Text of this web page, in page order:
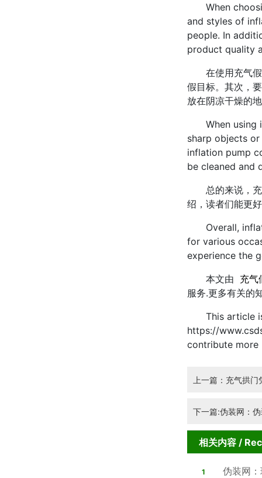
When
and styles of
people. In
product quality
在使用充气假
假目标。其次，
放在阴凉干燥的
When using
sharp objects
inflation pump
be cleaned and
总的来说，充
绍，读者们能更
Overall,
for various
experience the
本文由 充气
服务.更多有关的
This article is
https://
contribute more
上一篇：充气拱
下一篇:伪装网：
相关内容 /
1 伪装网：